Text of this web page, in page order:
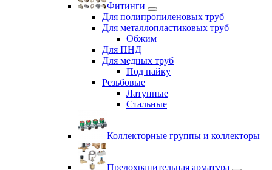
Фитинги
Для полипропиленовых труб
Для металлопластиковых труб
Обжим
Для ПНД
Для медных труб
Под пайку
Резьбовые
Латунные
Cтальные
Коллекторные группы и коллекторы
Предохранительная арматура